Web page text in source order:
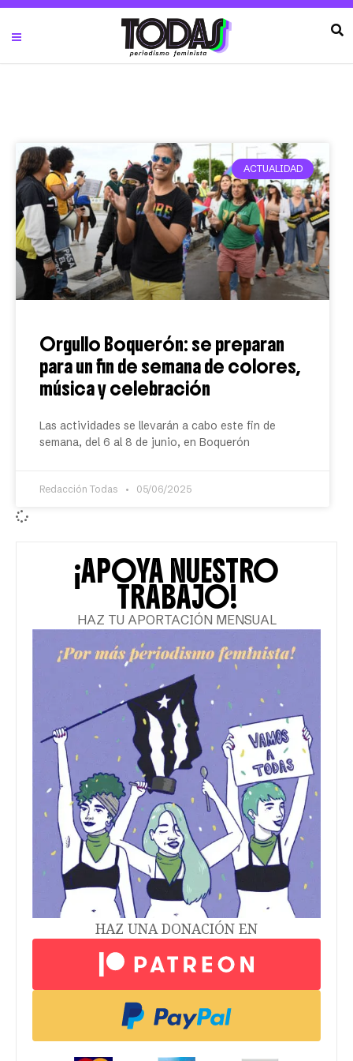
ACTUALIDAD
Orgullo Boquerón: se preparan
para un fin de semana de colores,
música y celebración
Las actividades se llevarán a cabo este fin de
semana, del 6 al 8 de junio, en Boquerón
Redacción Todas 05/06/2025
¡APOYA NUESTRO
TRABAJO!
HAZ TU APORTACIÓN MENSUAL
HAZ UNA DONACIÓN EN